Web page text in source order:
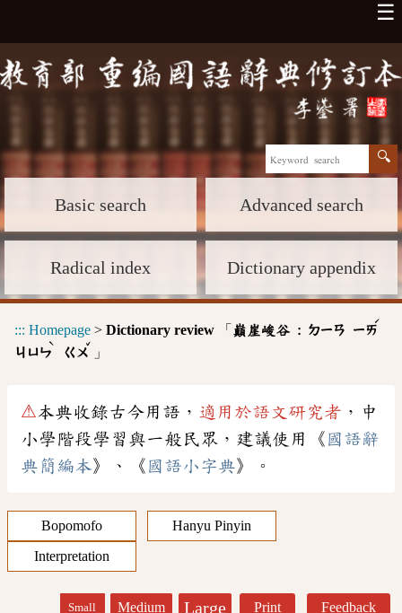
☰
Basic search Advanced search
Radical index Dictionary appendix
::: Homepage > Dictionary review 「 巔崖峻谷 : ㄉㄧㄢ ㄧㄞ
ˊ
ㄐㄩㄣ
ˋ
ㄍㄨ
ˇ
」
⚠本典收錄古今用語， 適用於語文研究者 ，中
小學階段學習與一般民眾，建議使用《 國語辭
典簡編本》、《 國語小字典》。
Bopomofo
Hanyu Pinyin
Interpretation
Small Medium Large Print Feedback